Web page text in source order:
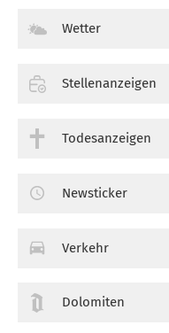
Wetter
Stellenanzeigen
Todesanzeigen
Newsticker
Verkehr
Dolomiten